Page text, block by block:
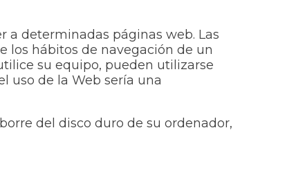
a determinadas páginas web. Las
los hábitos de navegación de un
su equipo, pueden utilizarse
uso de la Web sería una
del disco duro de su ordenador,